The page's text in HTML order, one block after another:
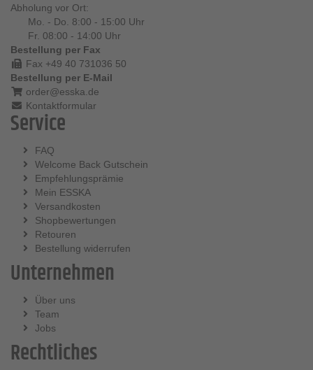
Abholung vor Ort:
Mo. - Do. 8:00 - 15:00 Uhr
Fr. 08:00 - 14:00 Uhr
Bestellung per Fax
Fax +49 40 731036 50
Bestellung per E-Mail
order@esska.de
Kontaktformular
Service
FAQ
Welcome Back Gutschein
Empfehlungsprämie
Mein ESSKA
Versandkosten
Shopbewertungen
Retouren
Bestellung widerrufen
Unternehmen
Über uns
Team
Jobs
Rechtliches